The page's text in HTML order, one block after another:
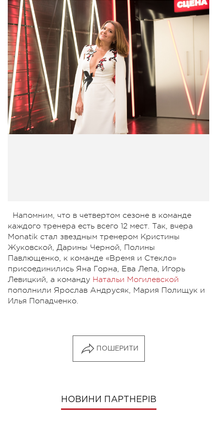
Напомним, что в четвертом сезоне в команде
каждого тренера есть всего 12 мест. Так, вчера
Monatik стал звездным тренером Кристины
Жуковской, Дарины Черной, Полины
Павлющенко, к команде «Время и Стекло»
присоединились Яна Горна, Ева Лепа, Игорь
Левицкий, а команду Натальи Могилевской
пополнили Ярослав Андрусяк, Мария Полищук и
Илья Попадченко.
ПОШЕРИТИ
НОВИНИ ПАРТНЕРІВ